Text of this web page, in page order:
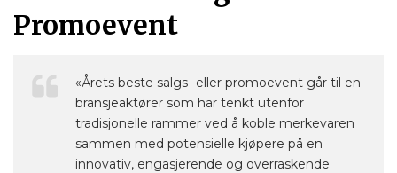
Promoevent
«Årets beste salgs- eller promoevent går til en
bransjeaktører som har tenkt utenfor
tradisjonelle rammer ved å koble merkevaren
sammen med potensielle kjøpere på en
innovativ, engasjerende og overraskende